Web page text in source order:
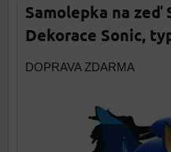
Samolepka na zeď
Dekorace Sonic,
DOPRAVA ZDARMA